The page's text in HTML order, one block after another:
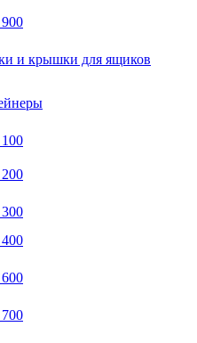
и крышки для ящиков